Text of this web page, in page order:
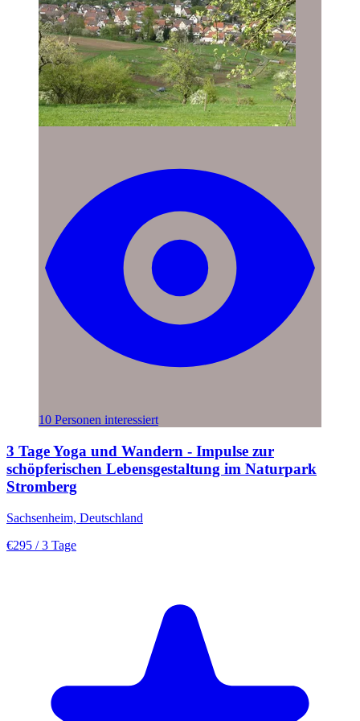
10 Personen interessiert
3 Tage Yoga und Wandern - Impulse zur
schöpferischen Lebensgestaltung im Naturpark
Stromberg
Sachsenheim, Deutschland
€295 / 3 Tage